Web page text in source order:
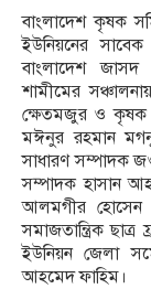
বাংলাদেশ কৃষক
ইউনিয়নের
বাংলাদেশ
শামীমের
ক্ষেতমজুর ও কৃষক
মঈনুর রহমান
সাধারণ সম্পাদক
সম্পাদক হাসান
আলমগীর হোসেন
সমাজতান্ত্রিক
ইউনিয়ন জেলা
আহমেদ ফাহিম।